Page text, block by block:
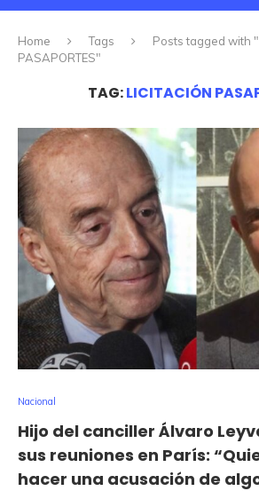
Home Tags
Posts tagged with
PASAPORTES"
TAG:LICITACIÓN
Nacional
Hijo del canciller Álvaro
sus reuniones en París:
hacer una acusación de